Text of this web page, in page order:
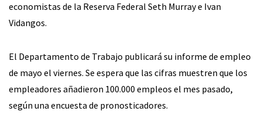
economistas de la Reserva Federal Seth Murray e Ivan
Vidangos.
El Departamento de Trabajo publicará su informe de empleo
de mayo el viernes. Se espera que las cifras muestren que los
empleadores añadieron 100.000 empleos el mes pasado,
según una encuesta de pronosticadores.